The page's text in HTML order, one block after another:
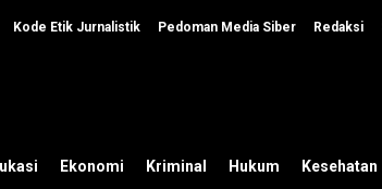
Kode Etik Jurnalistik Pedoman Media Siber Redaksi
Ekonomi Kriminal Hukum Kesehatan